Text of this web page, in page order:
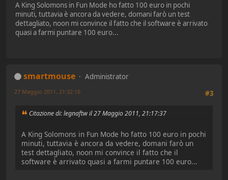
A King Solomons in Fun Mode ho fatto 100 euro in pochi
minuti, tuttavia è ancora da vedere, domani farò un test
dettagliato, noon mi convince il fatto che il software è arrivato
quasi a farmi puntare 100 euro...
smartmouse
Administrator
#3
27 Maggio 2011, 21:32:16
Citazione di: legnaftw il 27 Maggio 2011, 21:17:37
A King Solomons in Fun Mode ho fatto 100 euro in pochi
minuti, tuttavia è ancora da vedere, domani farò un
test dettagliato, noon mi convince il fatto che il
software è arrivato quasi a farmi puntare 100 euro...